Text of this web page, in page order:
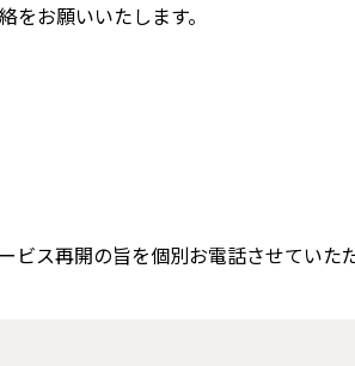
お願いいたします。
ス再開の旨を個別お電話させていただ